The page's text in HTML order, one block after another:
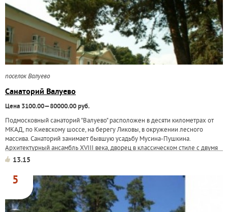
поселок Валуево
Санаторий Валуево
Цена 3100.00—80000.00 руб.
Подмосковный санаторий "Валуево" расположен в десяти километрах от
МКАД, по Киевскому шоссе, на берегу Ликовы, в окружении лесного
массива. Санаторий занимает бывшую усадьбу Мусина-Пушкина.
Архитектурный ансамбль ХVIII века, дворец в классическом стиле с двумя
флигелями и колоннадой...
13.15
5